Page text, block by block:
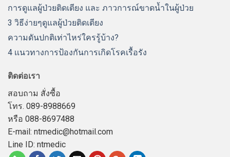
การดูแลผู้ป่วยติดเตียง และ ภาวการณ์ขาดน้ำในผู้ป่วย
3 วิธีง่ายๆดูแลผู้ป่วยติดเตียง
ความดันปกติเท่าไหร่ใครรู้บ้าง?
4 เเนวทางการป้องกันการเกิดโรคเรื้อรัง
ติดต่อเรา
สอบถาม สั่งซื้อ
โทร. 089-8988669
หรือ 088-8697488
E-mail: ntmedic@hotmail.com
Line ID: ntmedic